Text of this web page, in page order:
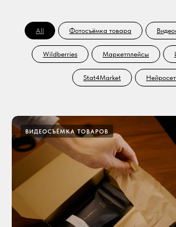
All Фотосъёмка товара
Wildberries Маркетплейсы
Stat4Market
ВИДЕОСЪЁМКА ТОВАРОВ